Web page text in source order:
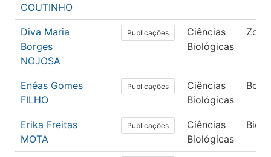
COUTINHO
Diva Maria
Borges
NOJOSA
Publicações
Ciências
Biológicas
Enéas Gomes
FILHO
Publicações
Ciências
Biológicas
Erika Freitas
MOTA
Publicações
Ciências
Biológicas